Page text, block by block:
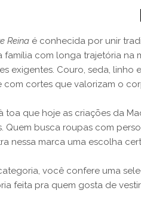
Reina é conhecida por unir
família com longa trajetória na
exigentes. Couro, seda,
com cortes que valorizam o
toa que hoje as criações da
Quem busca roupas com
nessa marca uma escolha
você confere uma
feita pra quem gosta de